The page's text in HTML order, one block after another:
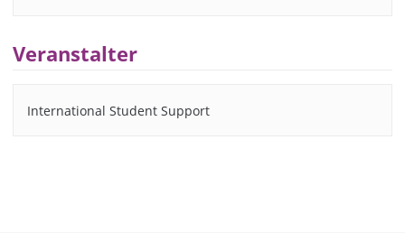
Veranstalter
International Student Support